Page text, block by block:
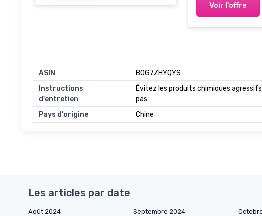
Voir l'offre
ASIN
B0G7ZHYQYS
Instructions
d'entretien
Évitez les produits chimiques
pas
Pays d'origine
Chine
Les articles par date
Août 2024 Septembre 2024